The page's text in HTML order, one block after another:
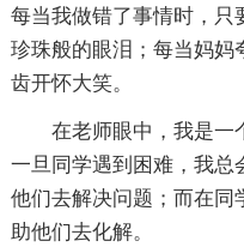
每当我做错了事情时，只
珍珠般的眼泪；每当妈妈
齿开怀大笑。
在老师眼中，我是一
一旦同学遇到困难，我总
他们去解决问题；而在同
助他们去化解。